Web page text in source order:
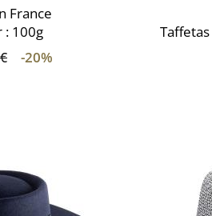
France
: 100g
-20%